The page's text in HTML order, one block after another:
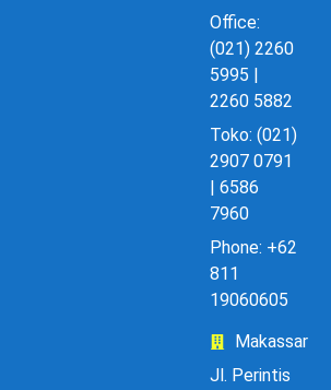
Office:
(021) 2260
5995 |
2260 5882
Toko: (021)
2907 0791
| 6586
7960
Phone: +62
811
19060605
Makassar
Jl. Perintis